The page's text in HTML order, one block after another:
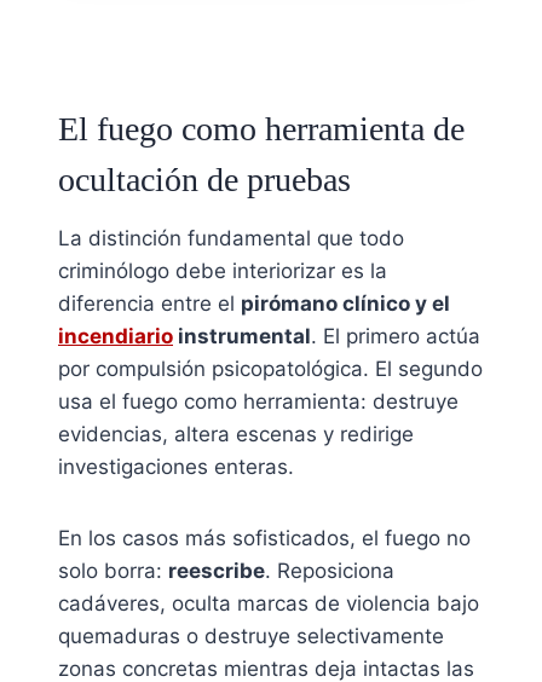
El fuego como herramienta de
ocultación de pruebas
La distinción fundamental que todo
criminólogo debe interiorizar es la
diferencia entre el pirómano clínico y el
incendiario instrumental. El primero actúa
por compulsión psicopatológica. El segundo
usa el fuego como herramienta: destruye
evidencias, altera escenas y redirige
investigaciones enteras.
En los casos más sofisticados, el fuego no
solo borra: reescribe. Reposiciona
cadáveres, oculta marcas de violencia bajo
quemaduras o destruye selectivamente
zonas concretas mientras deja intactas las